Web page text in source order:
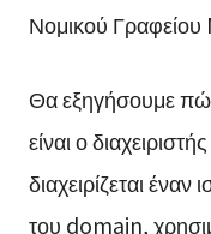
Νομικού
Θα εξηγήσουμε
είναι ο
διαχειρίζεται
του domain,